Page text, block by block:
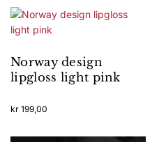
Norway design
lipgloss light pink
kr 199,00